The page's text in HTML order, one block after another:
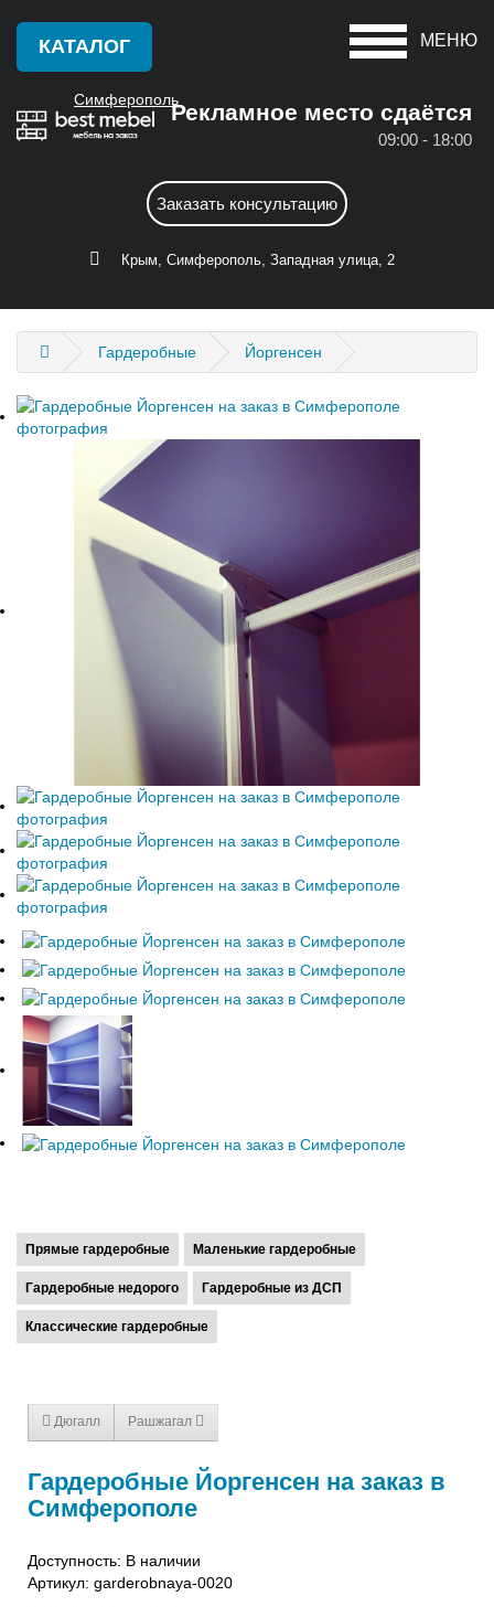
МЕНЮ
КАТАЛОГ
Рекламное место сдаётся
09:00 - 18:00
Заказать консультацию
Симферополь
Армянск
Б
Бахчисарай
Белогорск
Д
Джанкой
Евпатория
Красноперекопск
Саки
Севастополь
Судак
Феодосия
Крым, Симферополь, Западная улица, 2
Гардеробные Йоргенсен
Прямые гардеробные Маленькие гардеробные
Гардеробные недорого Гардеробные из ДСП
Классические гардеробные
Дюгалл Рашжагал
Гардеробные Йоргенсен на заказ в
Симферополе
Доступность: В наличии
Артикул: garderobnaya-0020